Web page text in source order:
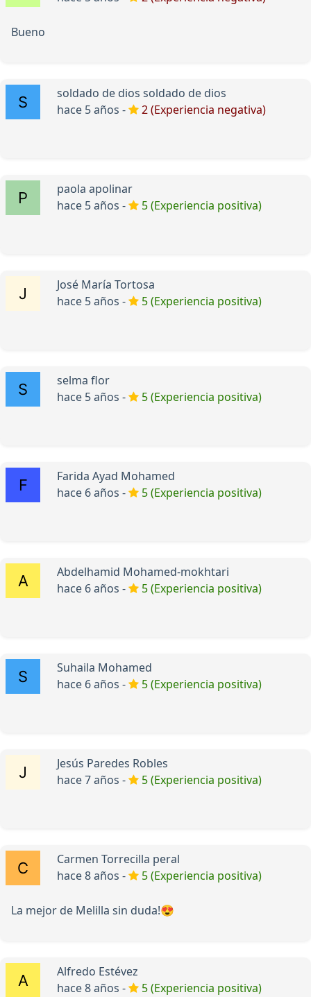
Bueno
soldado de dios soldado de dios
hace 5 años -
2 (Experiencia negativa)
paola apolinar
hace 5 años -
5 (Experiencia positiva)
José María Tortosa
hace 5 años -
5 (Experiencia positiva)
selma flor
hace 5 años -
5 (Experiencia positiva)
Farida Ayad Mohamed
hace 6 años -
5 (Experiencia positiva)
Abdelhamid Mohamed-mokhtari
hace 6 años -
5 (Experiencia positiva)
Suhaila Mohamed
hace 6 años -
5 (Experiencia positiva)
Jesús Paredes Robles
hace 7 años -
5 (Experiencia positiva)
Carmen Torrecilla peral
hace 8 años -
5 (Experiencia positiva)
La mejor de Melilla sin duda!😍
Alfredo Estévez
hace 8 años -
5 (Experiencia positiva)